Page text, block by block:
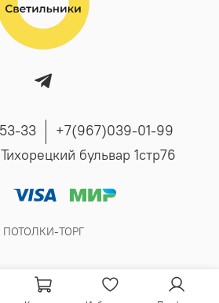
33
+7(967)039-01-99
бульвар 1стр76
ПОТОЛКИ-ТОРГ